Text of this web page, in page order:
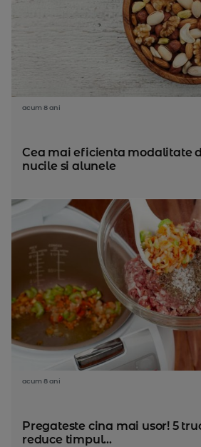
acum 8 ani
Cea mai eficienta modalitate
nucile si alunele
acum 8 ani
Pregateste cina mai usor! 5
reduce timpul...